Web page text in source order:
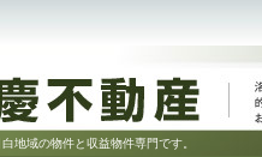
地域の物件と収益物件専門です。